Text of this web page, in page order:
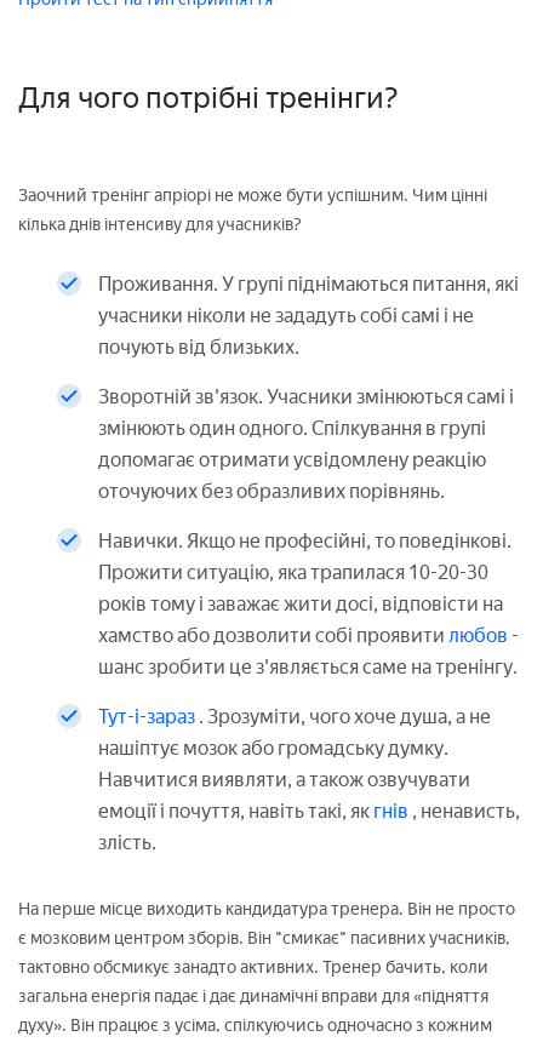
Для чого потрібні тренінги?
Заочний тренінг апріорі не може бути успішним. Чим цінні
кілька днів інтенсиву для учасників?
Проживання. У групі піднімаються питання, які
учасники ніколи не зададуть собі самі і не
почують від близьких.
Зворотній зв'язок. Учасники змінюються самі і
змінюють один одного. Спілкування в групі
допомагає отримати усвідомлену реакцію
оточуючих без образливих порівнянь.
Навички. Якщо не професійні, то поведінкові.
Прожити ситуацію, яка трапилася 10-20-30
років тому і заважає жити досі, відповісти на
хамство або дозволити собі проявити любов -
шанс зробити це з'являється саме на тренінгу.
Тут-і-зараз . Зрозуміти, чого хоче душа, а не
нашіптує мозок або громадську думку.
Навчитися виявляти, а також озвучувати
емоції і почуття, навіть такі, як гнів , ненависть,
злість.
На перше місце виходить кандидатура тренера. Він не просто
є мозковим центром зборів. Він "смикає" пасивних учасників,
тактовно обсмикує занадто активних. Тренер бачить, коли
загальна енергія падає і дає динамічні вправи для «підняття
духу». Він працює з усіма, спілкуючись одночасно з кожним